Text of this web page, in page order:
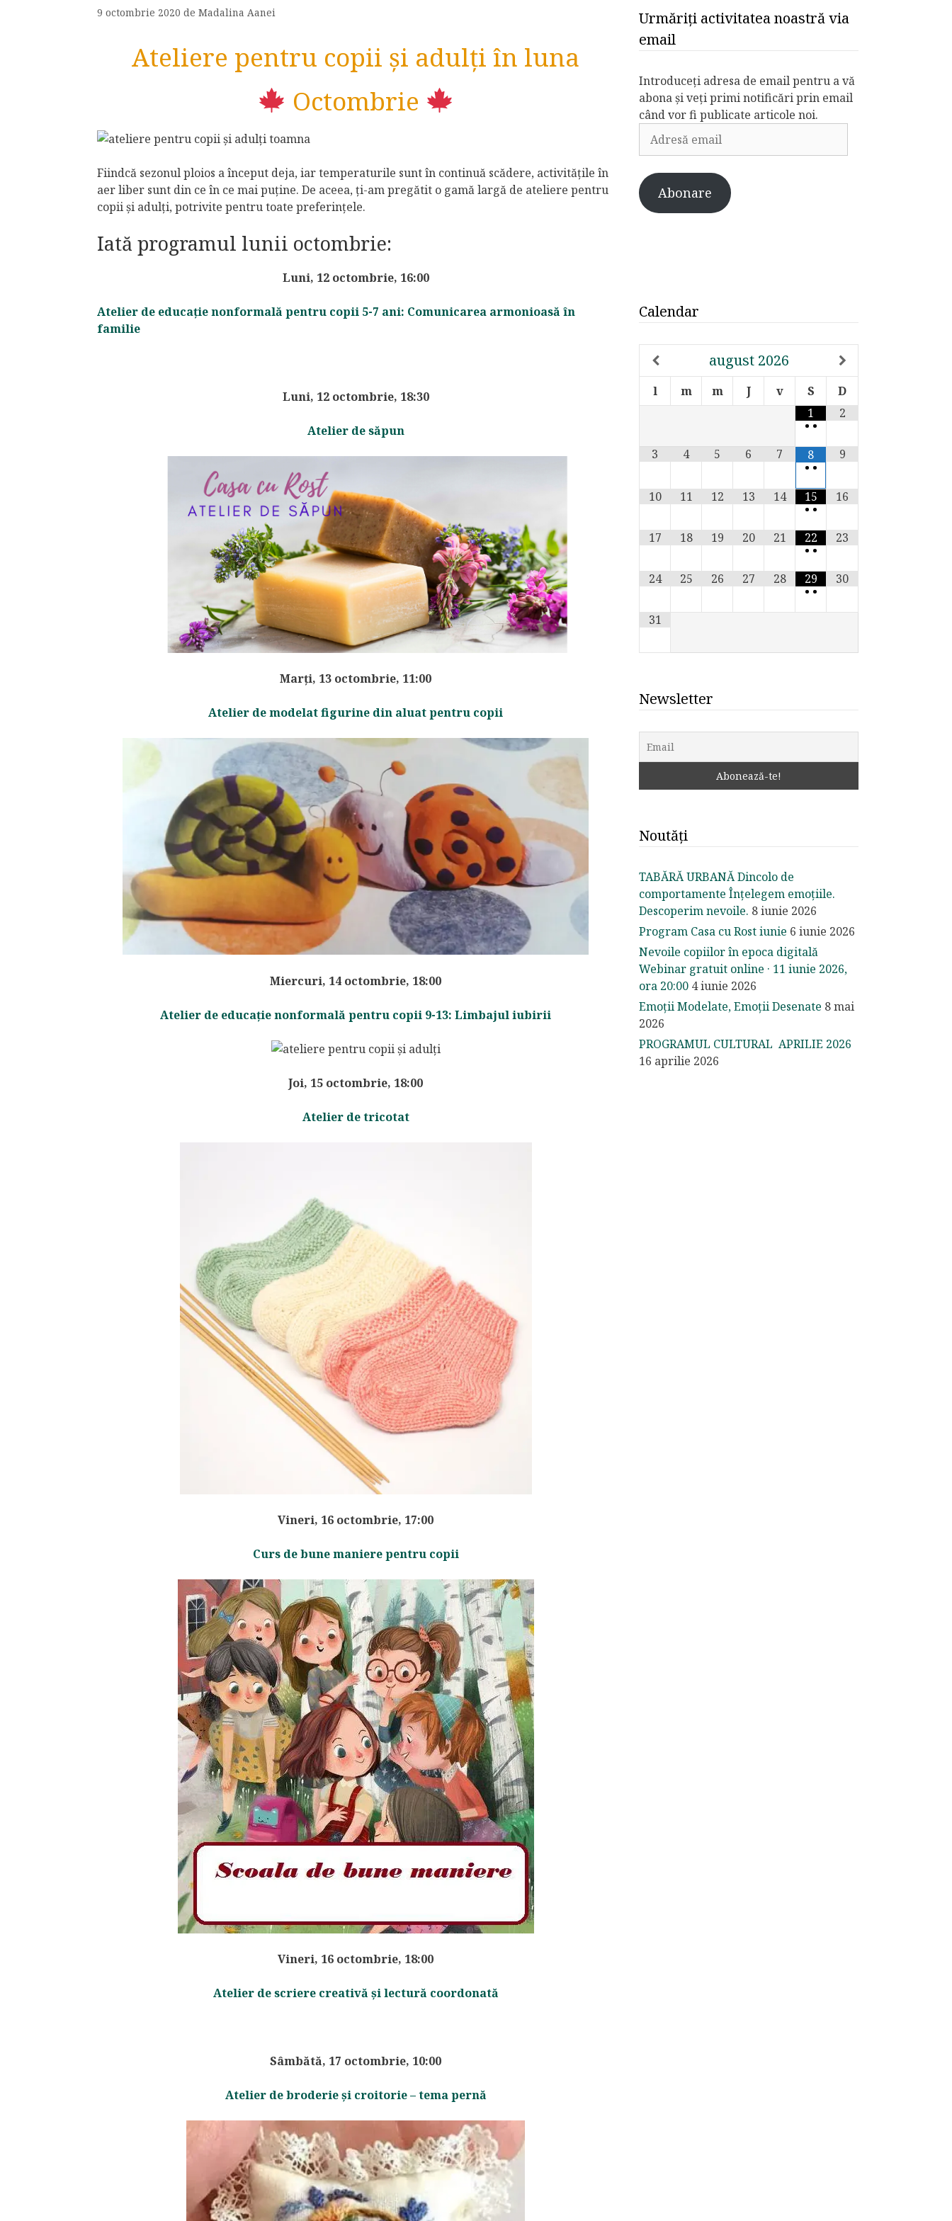
9 octombrie 2020 de Madalina Aanei
Ateliere pentru copii și adulți în luna
Octombrie
Fiindcă sezonul ploios a început deja, iar temperaturile sunt în continuă scădere, activitățile în
aer liber sunt din ce în ce mai puține. De aceea, ți-am pregătit o gamă largă de ateliere pentru
copii și adulți, potrivite pentru toate preferințele.
Iată programul lunii octombrie:
Luni, 12 octombrie, 16:00
Atelier de educație nonformală pentru copii 5-7 ani: Comunicarea armonioasă în
familie
Luni, 12 octombrie, 18:30
Atelier de săpun
Marți, 13 octombrie, 11:00
Atelier de modelat figurine din aluat pentru copii
Miercuri, 14 octombrie, 18:00
Atelier de educație nonformală pentru copii 9-13: Limbajul iubirii
Joi, 15 octombrie, 18:00
Atelier de tricotat
Vineri, 16 octombrie, 17:00
Curs de bune maniere pentru copii
Vineri, 16 octombrie, 18:00
Atelier de scriere creativă și lectură coordonată
Sâmbătă, 17 octombrie, 10:00
Atelier de broderie și croitorie – tema pernă
Urmăriți activitatea noastră via
email
Introduceți adresa de email pentru a vă
abona și veți primi notificări prin email
când vor fi publicate articole noi.
Adresă
email
Abonare
Calendar
august 2026
l m m J v S
D
1
• •
2
3 4 5 6 7
8
• •
9
10 11 12 13 14
15
• •
16
17 18 19 20 21
22
• •
23
24 25 26 27 28
29
• •
30
31
Newsletter
Noutăți
TABĂRĂ URBANĂ Dincolo de
comportamente Înțelegem emoțiile.
Descoperim nevoile. 8 iunie 2026
Program Casa cu Rost iunie 6 iunie 2026
Nevoile copiilor în epoca digitală
Webinar gratuit online · 11 iunie 2026,
ora 20:00 4 iunie 2026
Emoții Modelate, Emoții Desenate 8 mai
2026
PROGRAMUL CULTURAL APRILIE 2026
16 aprilie 2026